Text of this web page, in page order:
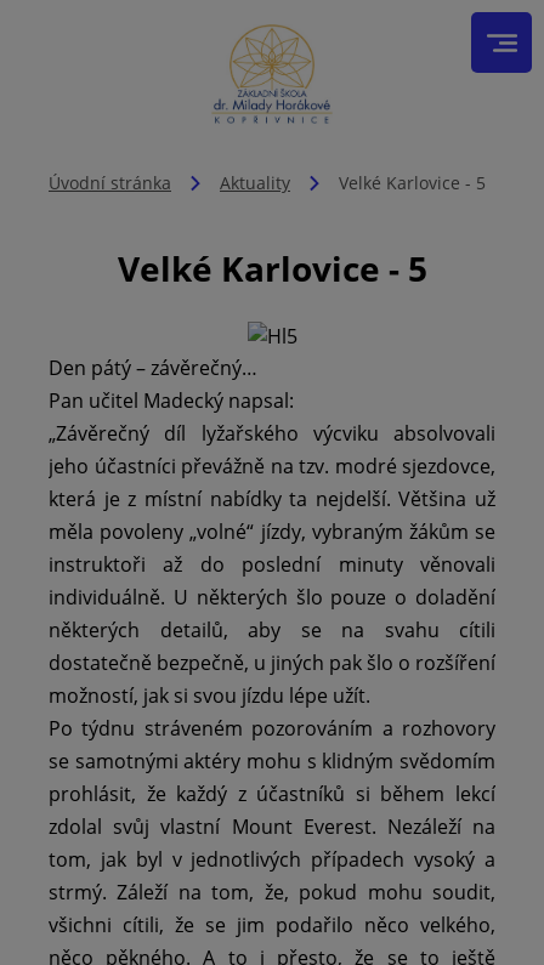
Úvodní stránka Aktuality Velké Karlovice - 5
Velké Karlovice - 5
Den pátý – závěrečný…
Pan učitel Madecký napsal:
„Závěrečný díl lyžařského výcviku absolvovali
jeho účastníci převážně na tzv. modré sjezdovce,
která je z místní nabídky ta nejdelší. Většina už
měla povoleny „volné“ jízdy, vybraným žákům se
instruktoři až do poslední minuty věnovali
individuálně. U některých šlo pouze o doladění
některých detailů, aby se na svahu cítili
dostatečně bezpečně, u jiných pak šlo o rozšíření
možností, jak si svou jízdu lépe užít.
Po týdnu stráveném pozorováním a rozhovory
se samotnými aktéry mohu s klidným svědomím
prohlásit, že každý z účastníků si během lekcí
zdolal svůj vlastní Mount Everest. Nezáleží na
tom, jak byl v jednotlivých případech vysoký a
strmý. Záleží na tom, že, pokud mohu soudit,
všichni cítili, že se jim podařilo něco velkého,
něco pěkného. A to i přesto, že se to ještě